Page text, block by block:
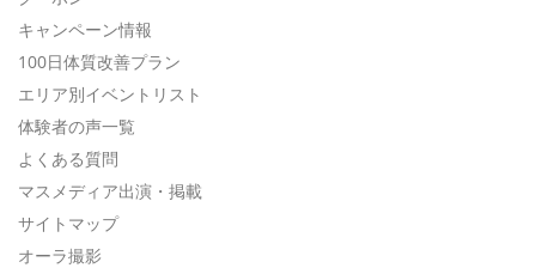
キャンペーン情報
100日体質改善プラン
エリア別イベントリスト
体験者の声一覧
よくある質問
マスメディア出演・掲載
サイトマップ
オーラ撮影